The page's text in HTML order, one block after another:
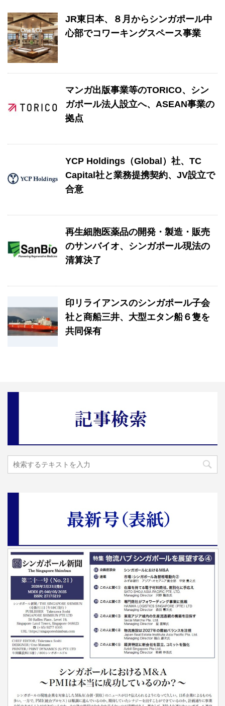
JR東日本、８月からシンガポール中
心部でコワーキングスペース事業
マンガ出版事業等のTORICO、シン
ガポール法人設立へ、ASEAN事業の
拠点
YCP Holdings（Global）社、TC
Capital社と業務提携契約、JV設立で
合意
再生細胞医薬品の開発・製造・販売
のサンバイオ、シンガポール現法の
清算決了
印リライアンスのシンガポール子会
社と商船三井、大型エタン船６隻を
共同保有